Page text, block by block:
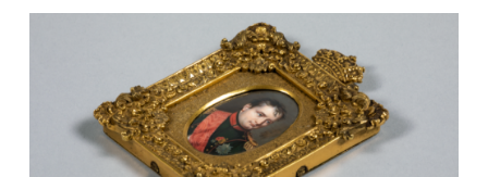
POUR LA GALERIE IMPERIAL
ART>> 8 DÉC. 2021